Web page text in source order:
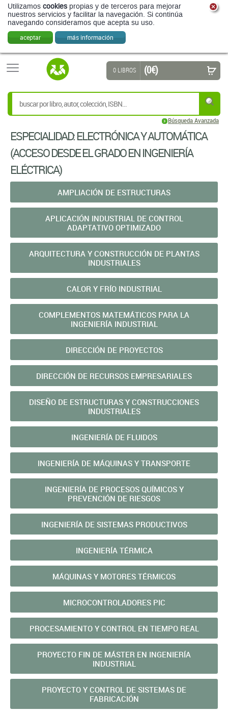
Utilizamos cookies propias y de terceros para mejorar
nuestros servicios y facilitar la navegación. Si continúa
navegando consideramos que acepta su uso.
aceptar más información
Búsqueda Avanzada
0 LIBROS (0 €)
ESPECIALIDAD: ELECTRÓNICA Y AUTOMÁTICA
(ACCESO DESDE EL GRADO EN INGENIERÍA
ELÉCTRICA)
AMPLIACIÓN DE ESTRUCTURAS
APLICACIÓN INDUSTRIAL DE CONTROL
ADAPTATIVO OPTIMIZADO
ARQUITECTURA Y CONSTRUCCIÓN DE PLANTAS
INDUSTRIALES
CALOR Y FRÍO INDUSTRIAL
COMPLEMENTOS MATEMÁTICOS PARA LA
INGENIERÍA INDUSTRIAL
DIRECCIÓN DE PROYECTOS
DIRECCIÓN DE RECURSOS EMPRESARIALES
DISEÑO DE ESTRUCTURAS Y CONSTRUCCIONES
INDUSTRIALES
INGENIERÍA DE FLUIDOS
INGENIERÍA DE MÁQUINAS Y TRANSPORTE
INGENIERÍA DE PROCESOS QUÍMICOS Y
PREVENCIÓN DE RIESGOS
INGENIERÍA DE SISTEMAS PRODUCTIVOS
INGENIERÍA TÉRMICA
MÁQUINAS Y MOTORES TÉRMICOS
MICROCONTROLADORES PIC
PROCESAMIENTO Y CONTROL EN TIEMPO REAL
PROYECTO FIN DE MÁSTER EN INGENIERÍA
INDUSTRIAL
PROYECTO Y CONTROL DE SISTEMAS DE
FABRICACIÓN